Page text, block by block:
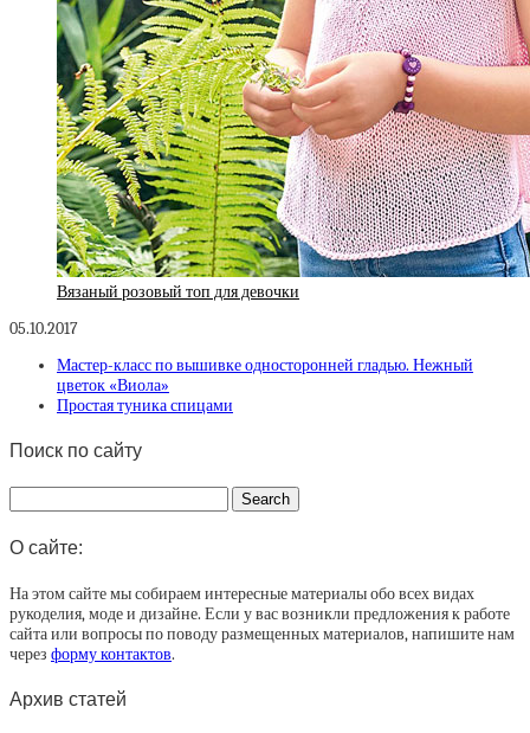
Вязаный розовый топ для девочки
05.10.2017
Мастер-класс по вышивке односторонней гладью. Нежный
цветок «Виола»
Простая туника спицами
Поиск по сайту
О сайте:
На этом сайте мы собираем интересные материалы обо всех видах
рукоделия, моде и дизайне. Если у вас возникли предложения к работе
сайта или вопросы по поводу размещенных материалов, напишите нам
через форму контактов.
Архив статей